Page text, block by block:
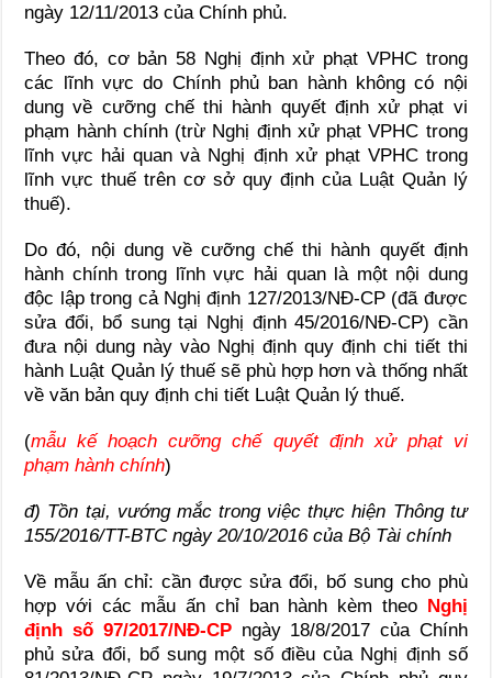
ngày 12/11/2013 của Chính phủ.
Theo đó, cơ bản 58 Nghị định xử phạt VPHC trong
các lĩnh vực do Chính phủ ban hành không có nội
dung về cưỡng chế thi hành quyết định xử phạt vi
phạm hành chính (trừ Nghị định xử phạt VPHC trong
lĩnh vực hải quan và Nghị định xử phạt VPHC trong
lĩnh vực thuế trên cơ sở quy định của Luật Quản lý
thuế).
Do đó, nội dung về cưỡng chế thi hành quyết định
hành chính trong lĩnh vực hải quan là một nội dung
độc lập trong cả Nghị định 127/2013/NĐ-CP (đã được
sửa đổi, bổ sung tại Nghị định 45/2016/NĐ-CP) cần
đưa nội dung này vào Nghị định quy định chi tiết thi
hành Luật Quản lý thuế sẽ phù hợp hơn và thống nhất
về văn bản quy định chi tiết Luật Quản lý thuế.
(mẫu kế hoạch cưỡng chế quyết định xử phạt vi
phạm hành chính)
đ) Tồn tại, vướng mắc trong việc thực hiện Thông tư
155/2016/TT-BTC ngày 20/10/2016của Bộ Tài chính
Về mẫu ấn chỉ: cần được sửa đổi, bố sung cho phù
hợp với các mẫu ấn chỉ ban hành kèm theo Nghị
định số 97/2017/NĐ-CPngày 18/8/2017 của Chính
phủ sửa đổi, bổ sung một số điều của Nghị định số